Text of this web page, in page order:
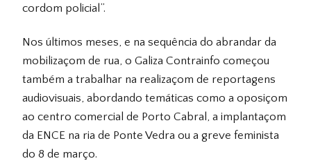
cordom policial”.
Nos últimos meses, e na sequência do abrandar da
mobilizaçom de rua, o Galiza Contrainfo começou
também a trabalhar na realizaçom de reportagens
audiovisuais, abordando temáticas como a oposiçom
ao centro comercial de Porto Cabral, a implantaçom
da ENCE na ria de Ponte Vedra ou a greve feminista
do 8 de março.